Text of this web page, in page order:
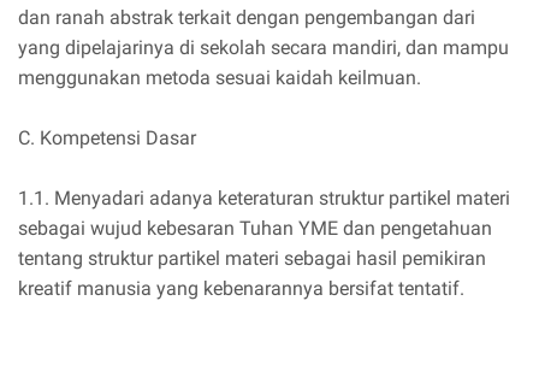
dan ranah abstrak terkait dengan pengembangan dari
yang dipelajarinya di sekolah secara mandiri, dan mampu
menggunakan metoda sesuai kaidah keilmuan.
C. Kompetensi Dasar
1.1. Menyadari adanya keteraturan struktur partikel materi
sebagai wujud kebesaran Tuhan YME dan pengetahuan
tentang struktur partikel materi sebagai hasil pemikiran
kreatif manusia yang kebenarannya bersifat tentatif.